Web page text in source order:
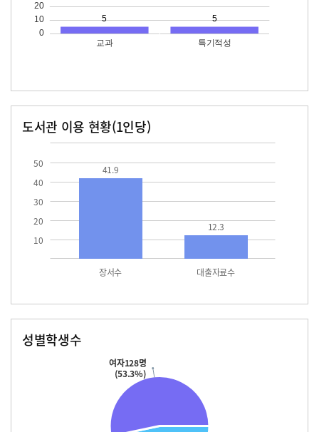
도서관 이용 현황(1인당)
10
20
30
40
50
장서수 대출자료수
41.9
12.3
성별학생수
여자128명
(53.3%)